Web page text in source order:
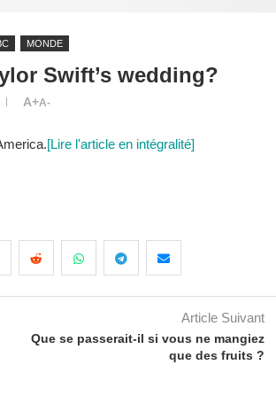
MONDE
Swift’s wedding?
A+A-
[Lire l'article en intégralité]
Article Suivant
Que se passerait-il si vous ne mangiez
que des fruits ?